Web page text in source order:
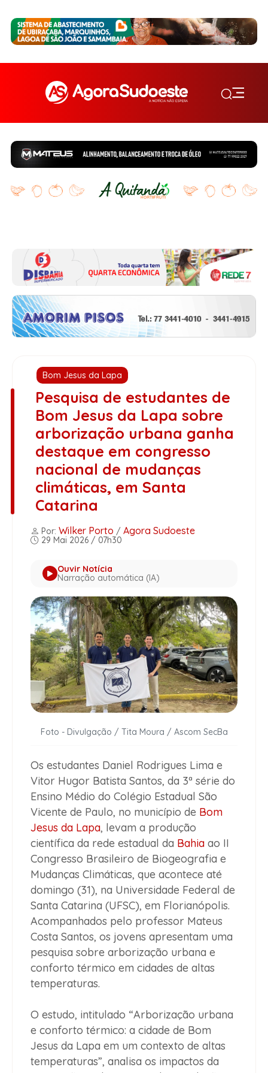
Bom Jesus da Lapa
Pesquisa de estudantes de
Bom Jesus da Lapa sobre
arborização urbana ganha
destaque em congresso
nacional de mudanças
climáticas, em Santa
Catarina
Por: Wilker Porto / Agora Sudoeste
29 Mai 2026 / 07h30
Ouvir Notícia
Narração automática (IA)
Foto - Divulgação / Tita Moura / Ascom SecBa
Os estudantes Daniel Rodrigues Lima e
Vitor Hugor Batista Santos, da 3ª série do
Ensino Médio do Colégio Estadual São
Vicente de Paulo, no município de Bom
Jesus da Lapa, levam a produção
científica da rede estadual da Bahia ao II
Congresso Brasileiro de Biogeografia e
Mudanças Climáticas, que acontece até
domingo (31), na Universidade Federal de
Santa Catarina (UFSC), em Florianópolis.
Acompanhados pelo professor Mateus
Costa Santos, os jovens apresentam uma
pesquisa sobre arborização urbana e
conforto térmico em cidades de altas
temperaturas.
O estudo, intitulado “Arborização urbana
e conforto térmico: a cidade de Bom
Jesus da Lapa em um contexto de altas
temperaturas”, analisa os impactos da